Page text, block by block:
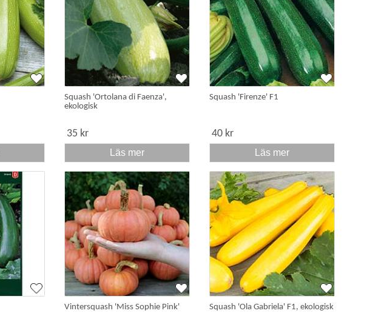
Squash 'Ortolana di Faenza',
ekologisk
35 kr
Läs mer
Squash 'Firenze' F1
40 kr
Läs mer
Vintersquash 'Miss Sophie Pink' Squash 'Ola Gabriela' F1, ekologisk